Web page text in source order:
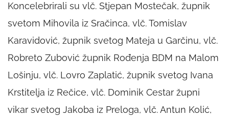
Koncelebrirali su vlč. Stjepan Mostečak, župnik
svetom Mihovila iz Sračinca, vlč. Tomislav
Karavidović, župnik svetog Mateja u Garčinu, vlč.
Robreto Zubović župnik Rođenja BDM na Malom
Lošinju, vlč. Lovro Zaplatić, župnik svetog Ivana
Krstitelja iz Rečice, vlč. Dominik Cestar župni
vikar svetog Jakoba iz Preloga, vlč. Antun Kolić,